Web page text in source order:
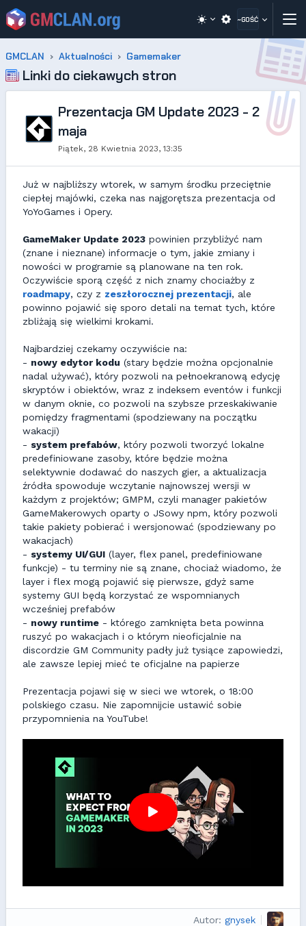
~GOŚĆ
GMCLAN Aktualności Gamemaker
Linki do ciekawych stron
Prezentacja GM Update 2023 - 2
maja
Piątek, 28 Kwietnia 2023, 13:35
Już w najbliższy wtorek, w samym środku przeciętnie
ciepłej majówki, czeka nas najgorętsza prezentacja od
YoYoGames i Opery.
GameMaker Update 2023 powinien przybliżyć nam
(znane i nieznane) informacje o tym, jakie zmiany i
nowości w programie są planowane na ten rok.
Oczywiście sporą część z nich znamy chociażby z
roadmapy, czy z zeszłorocznej prezentacji, ale
powinno pojawić się sporo detali na temat tych, które
zbliżają się wielkimi krokami.
Najbardziej czekamy oczywiście na:
- nowy edytor kodu (stary będzie można opcjonalnie
nadal używać), który pozwoli na pełnoekranową edycję
skryptów i obiektów, wraz z indeksem eventów i funkcji
w danym oknie, co pozwoli na szybsze przeskakiwanie
pomiędzy fragmentami (spodziewany na początku
wakacji)
- system prefabów, który pozwoli tworzyć lokalne
predefiniowane zasoby, które będzie można
selektywnie dodawać do naszych gier, a aktualizacja
źródła spowoduje wczytanie najnowszej wersji w
każdym z projektów; GMPM, czyli manager pakietów
GameMakerowych oparty o JSowy npm, który pozwoli
takie pakiety pobierać i wersjonować (spodziewany po
wakacjach)
- systemy UI/GUI (layer, flex panel, predefiniowane
funkcje) - tu terminy nie są znane, chociaż wiadomo, że
layer i flex mogą pojawić się pierwsze, gdyż same
systemy GUI będą korzystać ze wspomnianych
wcześniej prefabów
- nowy runtime - którego zamknięta beta powinna
ruszyć po wakacjach i o którym nieoficjalnie na
discordzie GM Community padły już tysiące zapowiedzi,
ale zawsze lepiej mieć te oficjalne na papierze
Prezentacja pojawi się w sieci we wtorek, o 18:00
polskiego czasu. Nie zapomnijcie ustawić sobie
przypomnienia na YouTube!
Autor: gnysek